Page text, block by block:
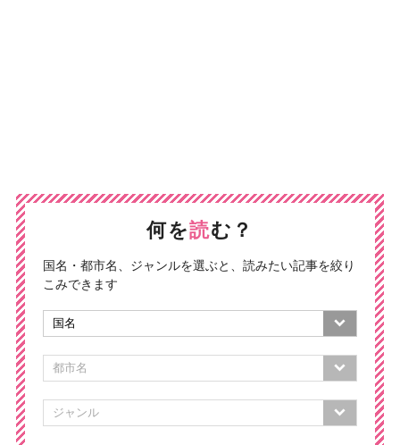
何を読む？
国名・都市名、ジャンルを選ぶと、読みたい記事を絞り
こみできます